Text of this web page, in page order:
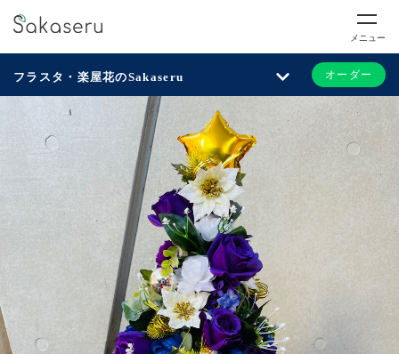
メニュー
フラスタ・楽屋花のSakaseru オーダー